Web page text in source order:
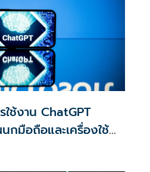
ช้งาน ChatGPT
มือถือและเครื่องใช้